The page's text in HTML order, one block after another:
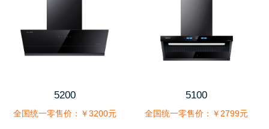
5200
全国统一零售价：￥3200元
5100
全国统一零售价：￥2799元